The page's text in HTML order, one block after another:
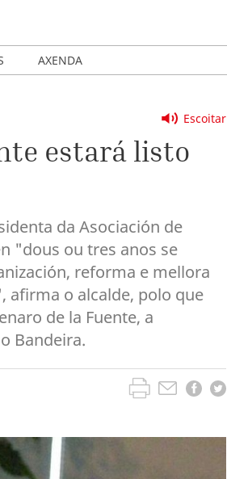
AXENDA
Escoitar
estará listo
da Asociación de
"dous ou tres anos se
reforma e mellora
afirma o alcalde, polo que
de la Fuente, a
Bandeira.